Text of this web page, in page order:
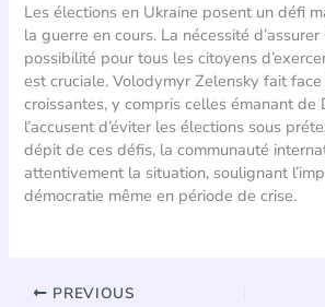
Les élections en Ukraine posent un défi
la guerre en cours. La nécessité
possibilité pour tous les citoyens
est cruciale. Volodymyr Zelensky fait
croissantes, y compris celles émanant de
l’accusent d’éviter les élections sous
dépit de ces défis, la communauté
attentivement la situation, soulignant
démocratie même en période de crise.
PREVIOUS